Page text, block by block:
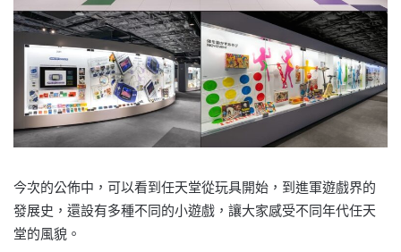
今次的公佈中，可以看到任天堂從玩具開始，到進軍遊戲界的
發展史，還設有多種不同的小遊戲，讓大家感受不同年代任天
堂的風貌。